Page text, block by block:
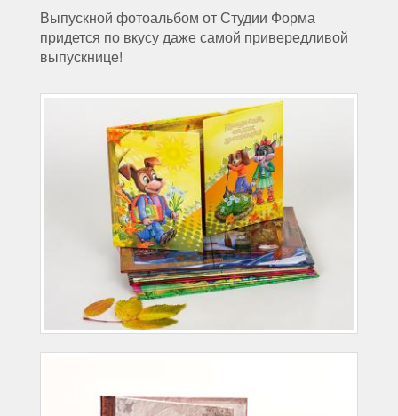
Выпускной фотоальбом от Студии Форма
придется по вкусу даже самой привередливой
выпускнице!